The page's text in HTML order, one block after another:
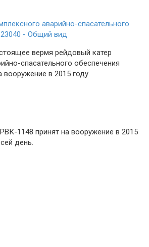
вермя рейдовый катер
спасательного обеспечения
вооружение в 2015 году.
1148 принят на вооружение в 2015
день.